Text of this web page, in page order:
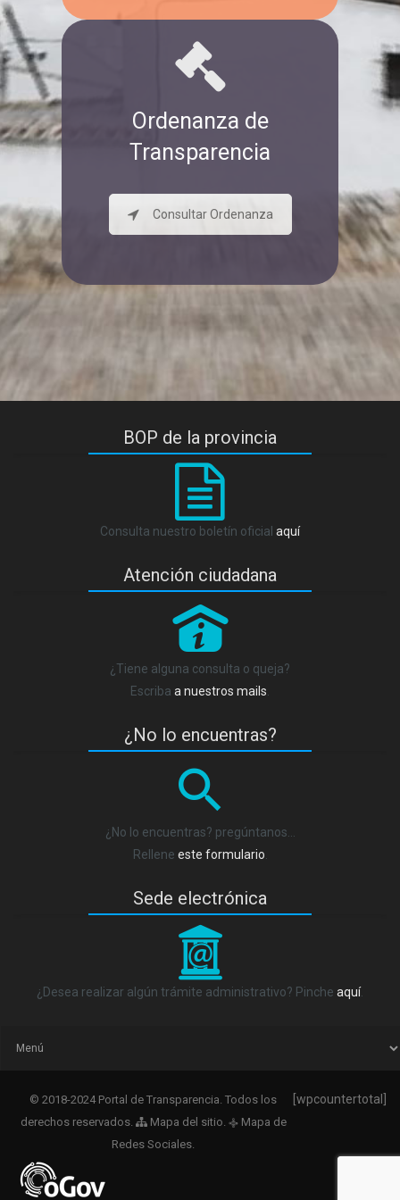
Ordenanza de
Transparencia
Consultar Ordenanza
BOP de la provincia
Consulta nuestro boletín oficial aquí
Atención ciudadana
P
¿Tiene alguna consulta o queja?
Escriba a nuestros mails.
¿No lo encuentras?
¿No lo encuentras? pregúntanos…
Rellene este formulario.
Sede electrónica
_
¿Desea realizar algún trámite administrativo? Pinche aquí.
© 2018-2024 Portal de Transparencia. Todos los
derechos reservados.
Mapa del sitio. qMapa de
Redes Sociales.
[wpcountertotal]